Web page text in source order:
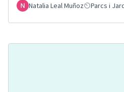
Natalia Leal Muñoz Parcs i